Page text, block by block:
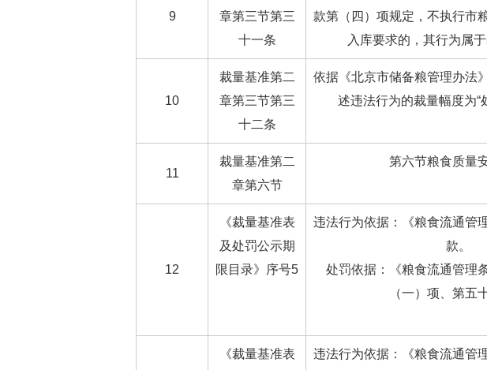
9
章第三节第三
十一条
款第（四）项规定，不执行市
入库要求的，其行为属于
10
裁量基准第二
章第三节第三
十二条
依据《北京市储备粮管理办法
述违法行为的裁量幅度为“
11
裁量基准第二
章第六节
第六节粮食质量
12
《裁量基准表
及处罚公示期
限目录》序号5
违法行为依据：《粮食流通管
款。
处罚依据：《粮食流通管理
（一）项、第五
《裁量基准表 违法行为依据：《粮食流通管